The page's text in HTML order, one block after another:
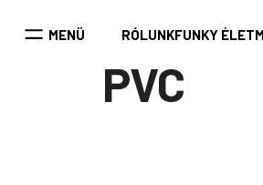
MENÜ RÓLUNKFUNKY
PVC